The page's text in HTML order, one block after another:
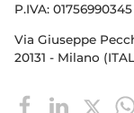
P.IVA: 01756990345
Via Giuseppe
20131 - Milano